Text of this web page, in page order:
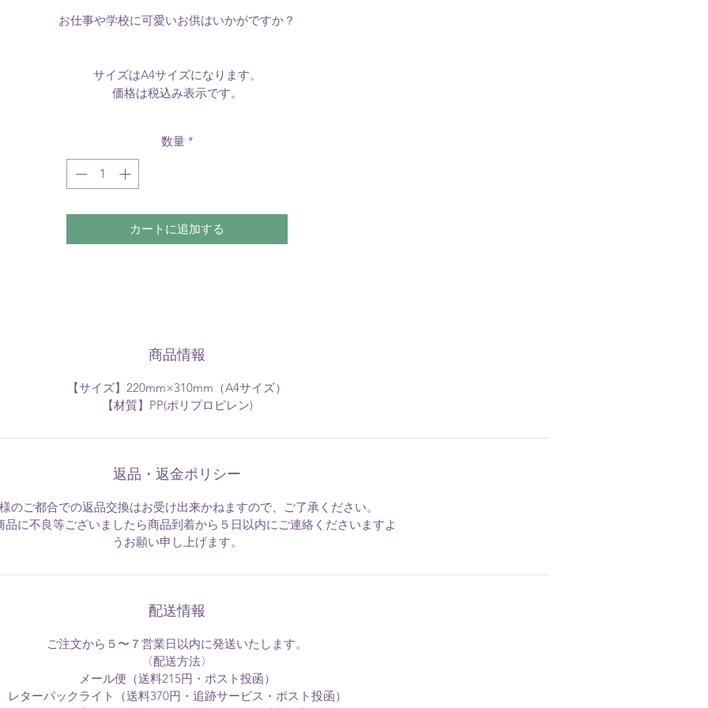
お仕事や学校に可愛いお供はいかがですか？
サイズはA4サイズになります。
価格は税込み表示です。
数量 *
カートに追加する
商品情報
【サイズ】220mm×310mm（A4サイズ）
【材質】PP(ポリプロピレン)
返品・返金ポリシー
のご都合での返品交換はお受け出来かねますので、ご了承ください。
品に不良等ございましたら商品到着から５日以内にご連絡くださいますよ
うお願い申し上げます。
配送情報
ご注文から５〜７営業日以内に発送いたします。
〈配送方法〉
メール便（送料215円・ポスト投函）
レターパックライト（送料370円・追跡サービス・ポスト投函）